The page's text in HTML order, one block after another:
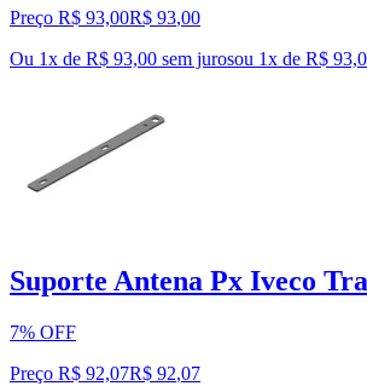
Preço R$ 93,00R$ 93,00
Ou 1x de R$ 93,00 sem jurosou 1x de R$
Suporte Antena Px Iveco
7% OFF
Preço R$ 92,07R$ 92,07